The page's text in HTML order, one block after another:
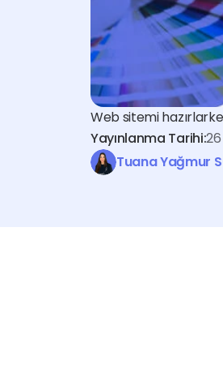
Web sitemi
Yayınlanma Tarihi:
Tuana Yağmur